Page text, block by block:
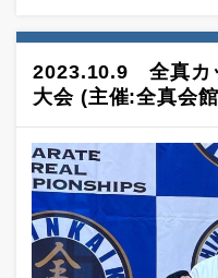
2023.10.9 全真カ
大会 (主催:全真会